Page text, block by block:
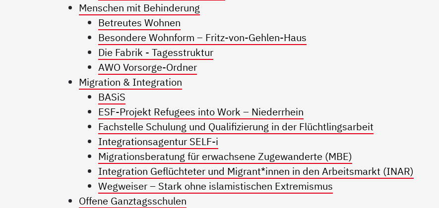
Menschen mit Behinderung
Betreutes Wohnen
Besondere Wohnform – Fritz-von-Gehlen-Haus
Die Fabrik - Tagesstruktur
AWO Vorsorge-Ordner
Migration & Integration
BASiS
ESF-Projekt Refugees into Work – Niederrhein
Fachstelle Schulung und Qualifizierung in der Flüchtlingsarbeit
Integrationsagentur SELF-i
Migrationsberatung für erwachsene Zugewanderte (MBE)
Integration Geflüchteter und Migrant*innen in den Arbeitsmarkt (INAR)
Wegweiser – Stark ohne islamistischen Extremismus
Offene Ganztagsschulen